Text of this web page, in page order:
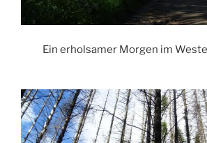
Ein erholsamer Morgen im